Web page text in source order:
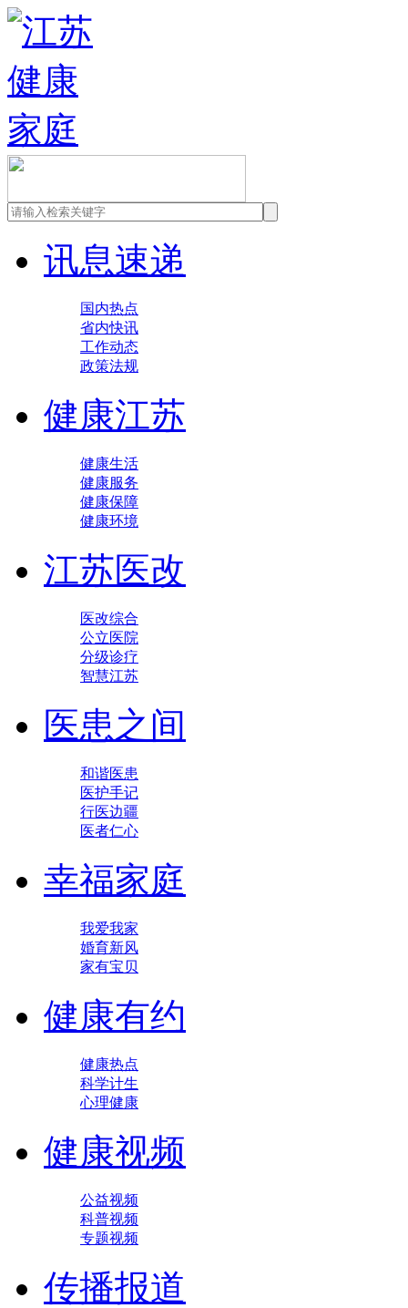
讯息速递
国内热点
省内快讯
工作动态
政策法规
健康江苏
健康生活
健康服务
健康保障
健康环境
江苏医改
医改综合
公立医院
分级诊疗
智慧江苏
医患之间
和谐医患
医护手记
行医边疆
医者仁心
幸福家庭
我爱我家
婚育新风
家有宝贝
健康有约
健康热点
科学计生
心理健康
健康视频
公益视频
科普视频
专题视频
传播报道